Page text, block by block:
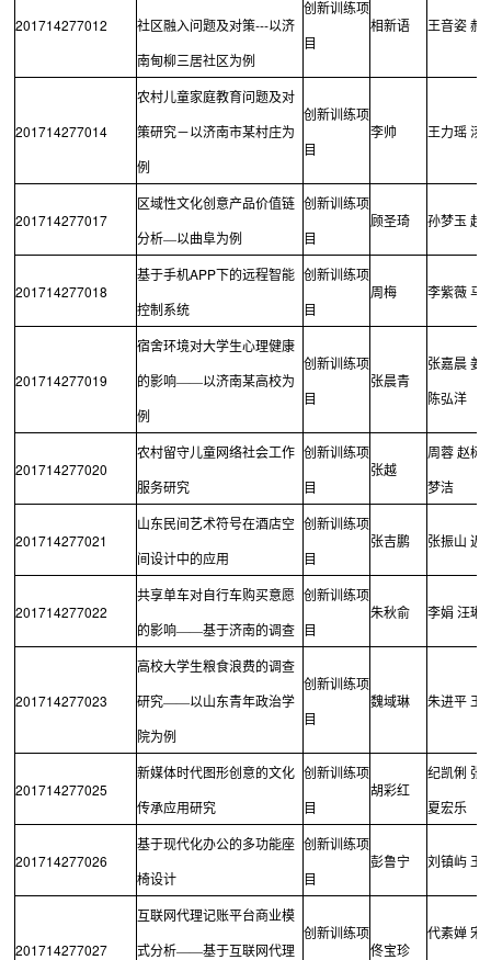
201714277012 社区融入问题及对策---以济
南甸柳三居社区为例
创新训练项
目
相新语 王音姿 郝
201714277014
农村儿童家庭教育问题及对
策研究－以济南市某村庄为
例
创新训练项
目
李帅 王力瑶 汤
201714277017
区域性文化创意产品价值链
分析—以曲阜为例
创新训练项
目
顾圣琦 孙梦玉 赵
201714277018
基于手机APP 下的远程智能
控制系统
创新训练项
目
周梅 李紫薇 马
201714277019
宿舍环境对大学生心理健康
的影响——以济南某高校为
例
创新训练项
目
张晨青
张嘉晨 姜
陈弘洋
201714277020
农村留守儿童网络社会工作
服务研究
创新训练项
目
张越
周蓉 赵树
梦洁
201714277021
山东民间艺术符号在酒店空
间设计中的应用
创新训练项
目
张吉鹏 张振山 迟
201714277022
共享单车对自行车购买意愿
的影响——基于济南的调查
创新训练项
目
朱秋俞 李娟 汪琳
201714277023
高校大学生粮食浪费的调查
研究——以山东青年政治学
院为例
创新训练项
目
魏域琳 朱进平 王
201714277025
新媒体时代图形创意的文化
传承应用研究
创新训练项
目
胡彩红
纪凯俐 张
夏宏乐
201714277026
基于现代化办公的多功能座
椅设计
创新训练项
目
彭鲁宁 刘镇屿 王
201714277027
互联网代理记账平台商业模
式分析——基于互联网代理
创新训练项
佟宝珍
代素婵 宋